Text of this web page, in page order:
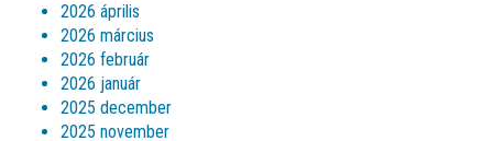
2026 április
2026 március
2026 február
2026 január
2025 december
2025 november